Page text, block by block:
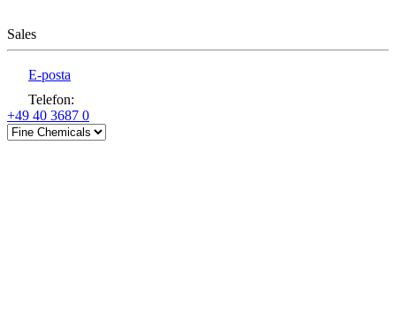
Sales
E-posta
Telefon:
+49 40 3687 0